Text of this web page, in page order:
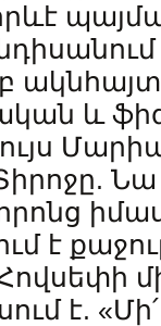
և
Նա
է
Հովսեփի
է.